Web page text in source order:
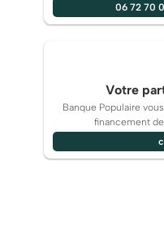
06 72 70
Votre
Banque Populaire
financement